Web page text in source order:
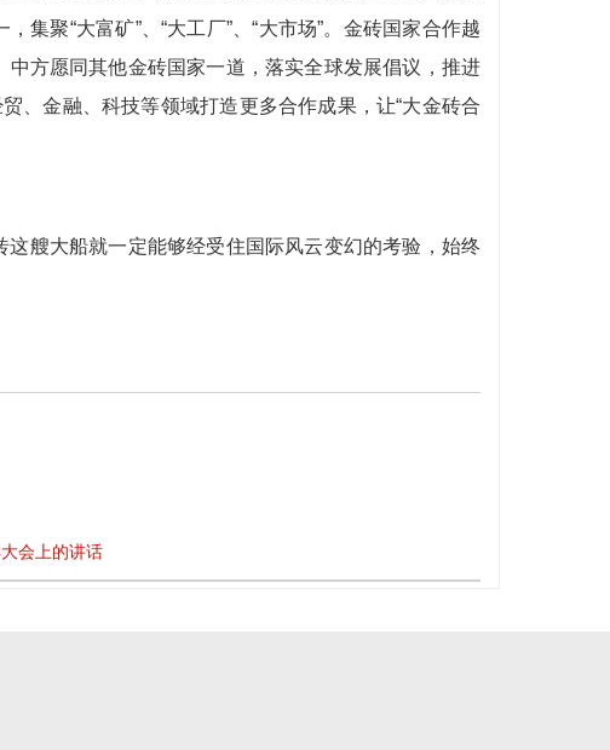
集聚“大富矿”、“大工厂”、“大市场”。金砖国家合作越
方愿同其他金砖国家一道，落实全球发展倡议，推进
、金融、科技等领域打造更多合作成果，让“大金砖合
艘大船就一定能够经受住国际风云变幻的考验，始终
会上的讲话